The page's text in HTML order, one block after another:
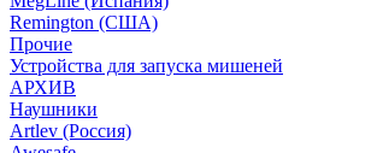
Remington (США)
Прочие
Устройства для запуска мишеней
АРХИВ
Наушники
Artlev (Россия)